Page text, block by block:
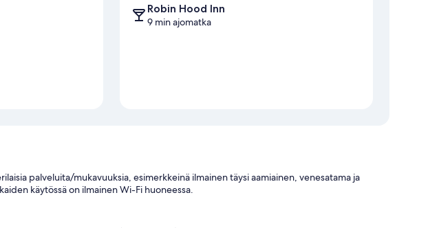
Robin Hood Inn
9 min ajomatka
palveluita/mukavuuksia, esimerkkeinä ilmainen täysi aamiainen, venesatama ja
käytössä on ilmainen Wi-Fi huoneessa.